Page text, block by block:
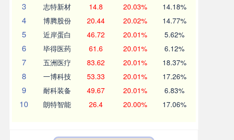
3 志特新材 14.8 20.03% 14.18%
4 博腾股份 20.44 20.02% 14.77%
5 近岸蛋白 46.72 20.01% 5.62%
6 毕得医药 61.6 20.01% 6.12%
7 五洲医疗 83.62 20.01% 18.37%
8 一博科技 53.33 20.01% 17.26%
9 耐科装备 49.67 20.01% 6.83%
10 朗特智能 26.4 20.00% 17.06%